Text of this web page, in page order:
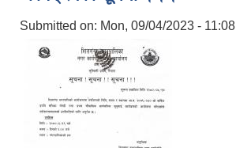
Submitted on: Mon, 09/04/2023 - 11:08